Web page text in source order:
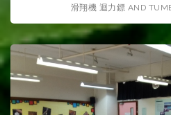
滑翔機 迴力鏢 AND